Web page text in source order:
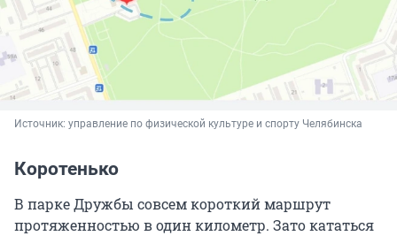
Источник: управление по физической культуре и спорту Челябинска
Коротенько
В парке Дружбы совсем короткий маршрут
протяженностью в один километр. Зато кататься